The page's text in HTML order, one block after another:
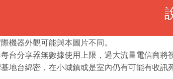
機器外觀可能與本圖片不同。
台分享器無數據使用上限，過大流量電信商將
地台綿密，在小城鎮或是室內仍有可能有收